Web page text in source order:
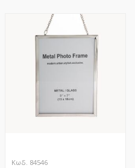
Κωδ. 84546